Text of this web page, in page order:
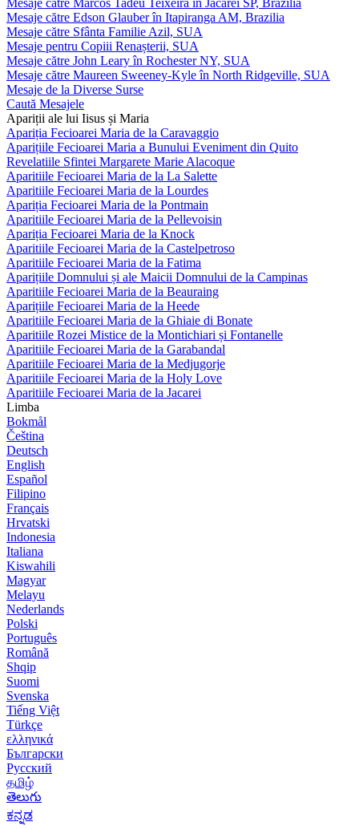
Mesaje către Edson Glauber în Itapiranga AM, Brazilia
Mesaje către Sfânta Familie Azil, SUA
Mesaje pentru Copiii Renașterii, SUA
Mesaje către John Leary în Rochester NY, SUA
Mesaje către Maureen Sweeney-Kyle în North Ridgeville, SUA
Mesaje de la Diverse Surse
Caută Mesajele
Apariții ale lui Iisus și Maria
Apariția Fecioarei Maria de la Caravaggio
Aparițiile Fecioarei Maria a Bunului Eveniment din Quito
Revelatiile Sfintei Margarete Marie Alacoque
Aparitiile Fecioarei Maria de la La Salette
Aparitiile Fecioarei Maria de la Lourdes
Apariția Fecioarei Maria de la Pontmain
Aparitiile Fecioarei Maria de la Pellevoisin
Apariția Fecioarei Maria de la Knock
Aparitiile Fecioarei Maria de la Castelpetroso
Aparitiile Fecioarei Maria de la Fatima
Aparițiile Domnului și ale Maicii Domnului de la Campinas
Aparitiile Fecioarei Maria de la Beauraing
Aparițiile Fecioarei Maria de la Heede
Aparitiile Fecioarei Maria de la Ghiaie di Bonate
Aparitiile Rozei Mistice de la Montichiari și Fontanelle
Aparitiile Fecioarei Maria de la Garabandal
Aparitiile Fecioarei Maria de la Medjugorje
Aparitiile Fecioarei Maria de la Holy Love
Aparitiile Fecioarei Maria de la Jacarei
Limba
Bokmål
Čeština
Deutsch
English
Español
Filipino
Français
Hrvatski
Indonesia
Italiana
Kiswahili
Magyar
Melayu
Nederlands
Polski
Português
Română
Shqip
Suomi
Svenska
Tiếng Việt
Türkçe
ελληνικά
Български
Русский
தமிழ்
తెలుగు
ಕನ್ನಡ